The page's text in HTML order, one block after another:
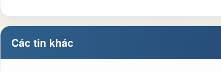
Các tin khác